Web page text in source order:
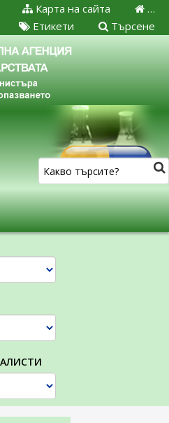
…
Карта на сайта
Търсене
Етикети